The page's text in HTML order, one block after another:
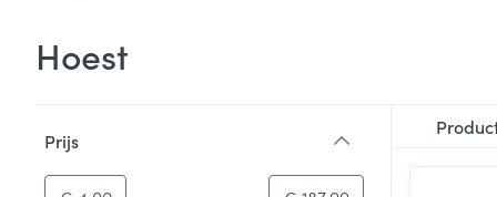
Hoest
Prijs